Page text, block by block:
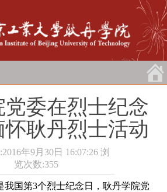
委在烈士纪念
怀耿丹烈士活动
年9月30日 16:07:26 浏
览次数:355
我国第3个烈士纪念日，耿丹学院党